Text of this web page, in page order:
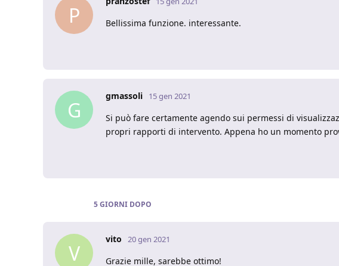
P Bellissima funzione. interessante.
G
gmassoli 15 gen 2021
Si può fare certamente agendo sui permessi di
propri rapporti di intervento. Appena ho un momento
5 GIORNI DOPO
V
vito 20 gen 2021
Grazie mille, sarebbe ottimo!